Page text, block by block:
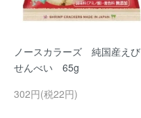
ノースカラーズ 純国産えび
せんべい 65g
302円(税22円)